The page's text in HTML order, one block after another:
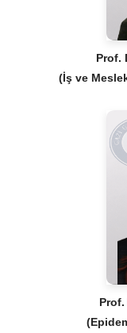
Prof.
(İş ve
Prof.